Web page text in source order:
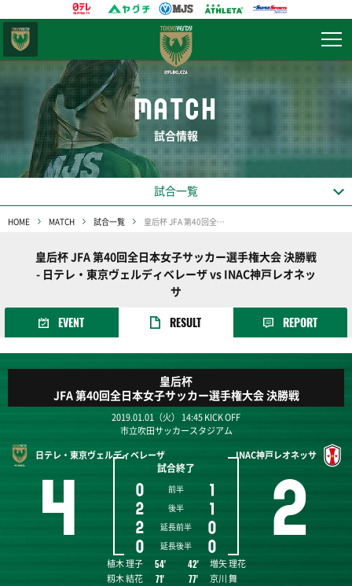
MATCH
試合情報
試合一覧
HOME MATCH 試合一覧 皇后杯 JFA 第40回全日本女子サッカー選手権大会 決勝戦
皇后杯 JFA 第40回全日本女子サッカー選手権大会 決勝戦
- 日テレ・東京ヴェルディベレーザ vs INAC神戸レオネッ
サ
EVENT RESULT REPORT
皇后杯
JFA 第40回全日本女子サッカー選手権大会 決勝戦
2019.01.01（火） 14:45 KICK OFF
市立吹田サッカースタジアム
日テレ・東京ヴェルディベレーザ
INAC神戸レオネッサ
4
試合終了
0 前半
1
2
後半
1
2
延長前半
0
0
延長後半 0
2
植木 理子 54' 42'
増矢 理花
籾木 結花
71' 77'
京川 舞